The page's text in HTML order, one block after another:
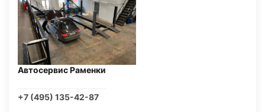
Автосервис Раменки
+7 (495) 135-42-87